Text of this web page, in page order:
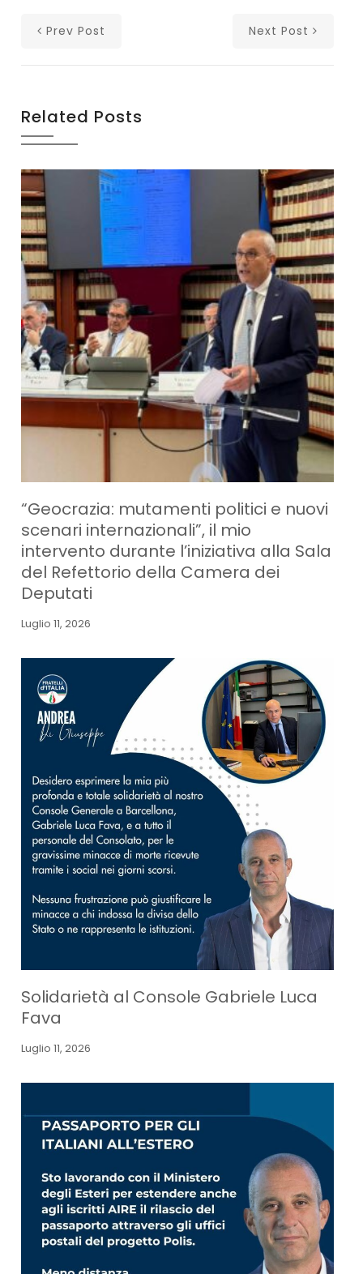
Prev Post Next Post
Related Posts
“Geocrazia: mutamenti politici e nuovi
scenari internazionali”, il mio
intervento durante l’iniziativa alla Sala
del Refettorio della Camera dei
Deputati
Luglio 11, 2026
Solidarietà al Console Gabriele Luca
Fava
Luglio 11, 2026